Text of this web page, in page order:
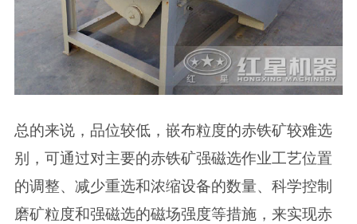
总的来说，品位较低，嵌布粒度的赤铁矿较难选
别，可通过对主要的赤铁矿强磁选作业工艺位置
的调整、减少重选和浓缩设备的数量、科学控制
磨矿粒度和强磁选的磁场强度等措施，来实现赤